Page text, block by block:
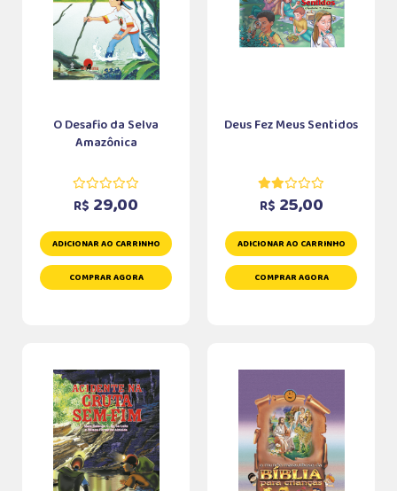
O Desafio da Selva
Amazônica
R$ 29,00
ADICIONAR AO CARRINHO
COMPRAR AGORA
Deus Fez Meus Sentidos
R$ 25,00
ADICIONAR AO CARRINHO
COMPRAR AGORA